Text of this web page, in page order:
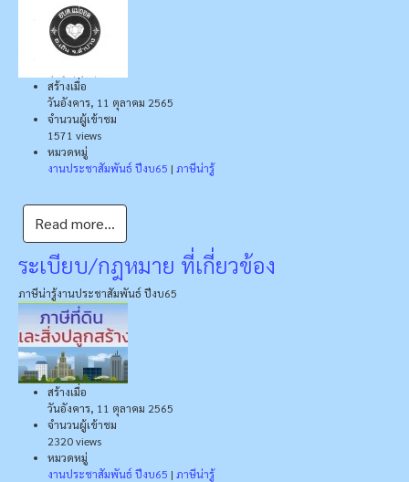
สร้างเมื่อ
วันอังคาร, 11 ตุลาคม 2565
จำนวนผู้เข้าชม
1571 views
หมวดหมู่
งานประชาสัมพันธ์ ปีงบ65 | ภาษีน่ารู้
Read more...
ระเบียบ/กฎหมาย ที่เกี่ยวข้อง
ภาษีน่ารู้งานประชาสัมพันธ์ ปีงบ65
สร้างเมื่อ
วันอังคาร, 11 ตุลาคม 2565
จำนวนผู้เข้าชม
2320 views
หมวดหมู่
งานประชาสัมพันธ์ ปีงบ65 | ภาษีน่ารู้